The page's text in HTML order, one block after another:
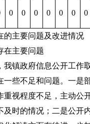
0 0 0 0 0 0 0
的主要问题及改进情况
在主要问题
我镇政府信息公开工作
一些不足和问题。一是
重视程度不足，主动公
及时的情况；二是公开